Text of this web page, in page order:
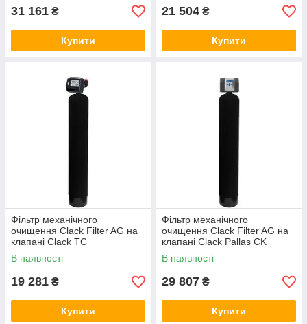
устаткування водопідготовки.
31 161 ₴
Купити
21 504 ₴
Купити
Фільтр механічного
очищення Clack Filter AG на
клапані Clack TC
В наявності
19 281 ₴
Купити
Фільтр механічного
очищення Clack Filter AG на
клапані Clack Pallas CK
В наявності
29 807 ₴
Купити